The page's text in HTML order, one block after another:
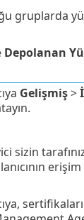
gruplarda
Depolanan
Gelişmiş>
sizin
erişim